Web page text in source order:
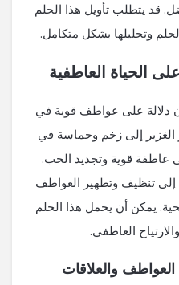
قد يتطلب تأويل هذا الحلم
وتحليلها بشكل متكامل.
الحياة العاطفية
دلالة على عواطف قوية في
الغزير إلى زخم وحماسة في
عاطفة قوية وتجديد الحب.
إلى تنظيف وتطهير العواطف
يمكن أن يحمل هذا الحلم
العاطفي.
والعلاقات